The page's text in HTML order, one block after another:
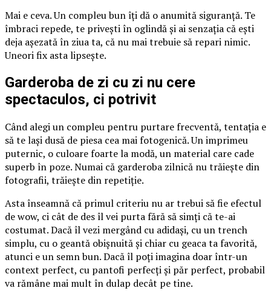
Mai e ceva. Un compleu bun îți dă o anumită siguranță. Te
îmbraci repede, te privești în oglindă și ai senzația că ești
deja așezată în ziua ta, că nu mai trebuie să repari nimic.
Uneori fix asta lipsește.
Garderoba de zi cu zi nu cere
spectaculos, ci potrivit
Când alegi un compleu pentru purtare frecventă, tentația e
să te lași dusă de piesa cea mai fotogenică. Un imprimeu
puternic, o culoare foarte la modă, un material care cade
superb în poze. Numai că garderoba zilnică nu trăiește din
fotografii, trăiește din repetiție.
Asta înseamnă că primul criteriu nu ar trebui să fie efectul
de wow, ci cât de des îl vei purta fără să simți că te-ai
costumat. Dacă îl vezi mergând cu adidași, cu un trench
simplu, cu o geantă obișnuită și chiar cu geaca ta favorită,
atunci e un semn bun. Dacă îl poți imagina doar într-un
context perfect, cu pantofi perfecți și păr perfect, probabil
va rămâne mai mult în dulap decât pe tine.